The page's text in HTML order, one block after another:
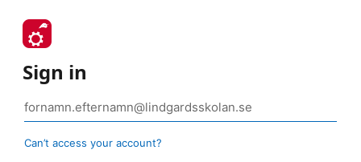
Sign in
Can’t access your account?